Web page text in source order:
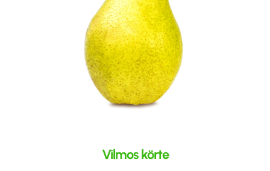
Vilmos körte